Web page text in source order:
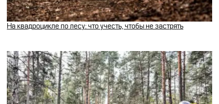
На квадроцикле по лесу: что учесть, чтобы не застрять